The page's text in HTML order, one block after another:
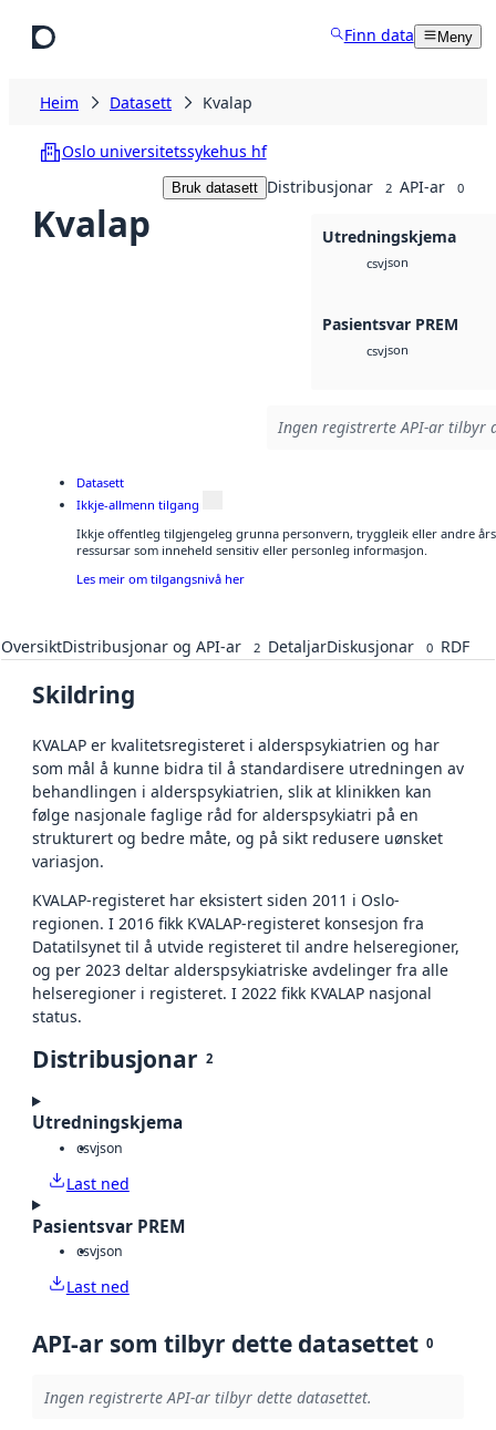
Finn data Meny
Heim Datasett Kvalap
Oslo universitetssykehus hf
Kvalap
Bruk datasett Distribusjonar 2 API-ar 0
Utredningskjema
csvjson
Pasientsvar PREM
csvjson
Ingen registrerte API-ar tilbyr
Datasett
Ikkje-allmenn tilgang
Ikkje offentleg tilgjengeleg grunna personvern, tryggleik eller andre
ressursar som inneheld sensitiv eller personleg informasjon.
Les meir om tilgangsnivå her
OversiktDistribusjonar og API-ar 2 DetaljarDiskusjonar 0 RDF
Skildring
KVALAP er kvalitetsregisteret i alderspsykiatrien og har
som mål å kunne bidra til å standardisere utredningen av
behandlingen i alderspsykiatrien, slik at klinikken kan
følge nasjonale faglige råd for alderspsykiatri på en
strukturert og bedre måte, og på sikt redusere uønsket
variasjon.
KVALAP-registeret har eksistert siden 2011 i Oslo-
regionen. I 2016 fikk KVALAP-registeret konsesjon fra
Datatilsynet til å utvide registeret til andre helseregioner,
og per 2023 deltar alderspsykiatriske avdelinger fra alle
helseregioner i registeret. I 2022 fikk KVALAP nasjonal
status.
Distribusjonar 2
Utredningskjema
csvjson
Last ned
Pasientsvar PREM
csvjson
Last ned
API-ar som tilbyr dette datasettet 0
Ingen registrerte API-ar tilbyr dette datasettet.